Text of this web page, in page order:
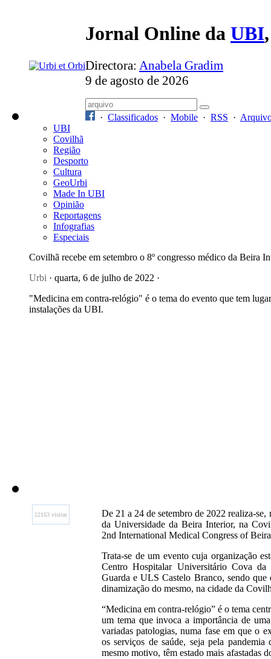
Jornal Online da UBI
Directora: Anabela Gradim
9 de agosto de 2026
· Classificados · Mobile · RSS ·
UBI
Covilhã
Região
Desporto
Cultura
GeoUrbi
Made In UBI
Opinião
Reportagens
Infografias
Especiais
Covilhã recebe em setembro o 8º congresso médico da Beira
Urbi · quarta, 6 de julho de 2022 ·
"Medicina em contra-relógio" é o tema do evento que tem
instalações da UBI.
22163 visitas
De 21 a 24 de setembro de 2022 realiza-
da Universidade da Beira Interior, na
2nd International Medical Congress of
Trata-se de um evento cuja organização
Centro Hospitalar Universitário Cova
Guarda e ULS Castelo Branco, sendo
dinamização do mesmo, na cidade da
“Medicina em contra-relógio” é o tema
um tema que invoca a importância de
variadas patologias, numa fase em que o
os serviços de saúde, seja pela
mesmo motivo, têm estado mais afastadas